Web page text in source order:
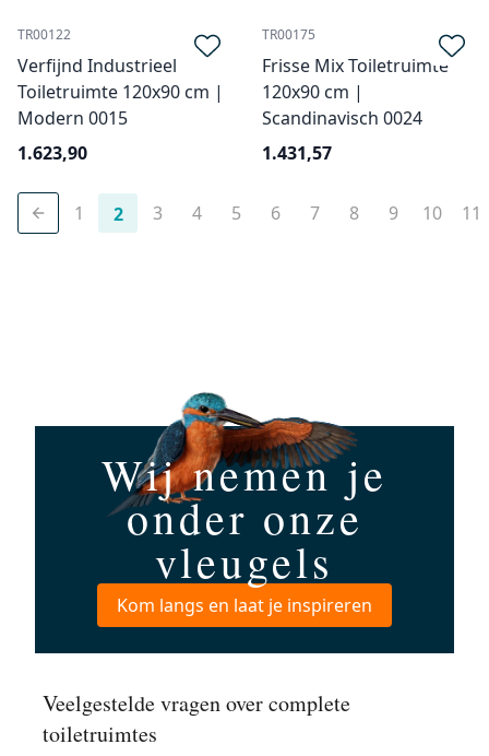
TR00122
Verfijnd Industrieel
Toiletruimte 120x90 cm |
Modern 0015
1.623,90
TR00175
Frisse Mix Toiletruimte
120x90 cm |
Scandinavisch 0024
1.431,57
1 2 3 4 5 6 7 8 9 10 11
Wij nemen je
onder onze
vleugels
Kom langs en laat je inspireren
Veelgestelde vragen over complete
toiletruimtes